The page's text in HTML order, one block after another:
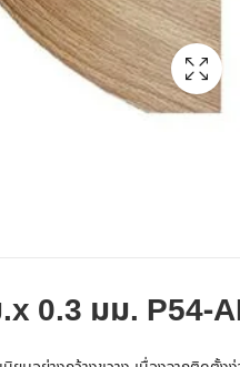
0.3 มม. P54-